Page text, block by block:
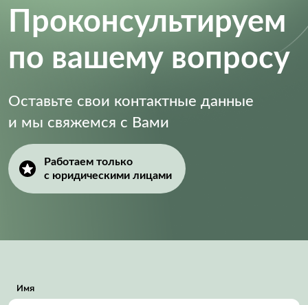
Проконсультируем
по вашему вопросу
Оставьте свои контактные данные
и мы свяжемся с Вами
Работаем только
с юридическими лицами
Имя